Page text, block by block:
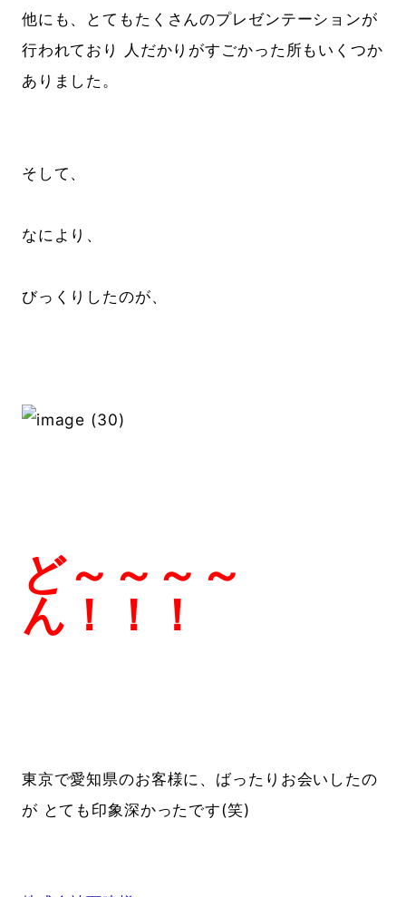
他にも、とてもたくさんのプレゼンテーションが
行われており 人だかりがすごかった所もいくつか
ありました。
そして、
なにより、
びっくりしたのが、
ど～～～～
ん！！！
東京で愛知県のお客様に、ばったりお会いしたの
が とても印象深かったです(笑)